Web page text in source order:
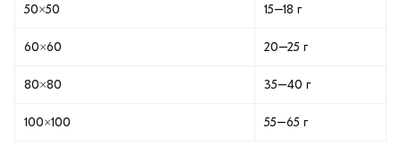
50×50 15–18 г
60×60 20–25 г
80×80 35–40 г
100×100 55–65 г